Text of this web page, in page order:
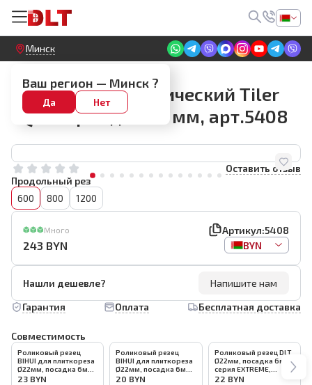
Круглосуточный! Прием заявок на сайте
Минск
Ваш регион — Минск ?
Да Нет
Плиткорезы ручные
Плиткорез механический Tiler
TQ2-3L рез до 600 мм, арт.5408
Оставить отзыв
Продольный рез
600
800 1200
Много Артикул:5408
243 BYN BYN
Нашли дешевле?
Напишите нам
Гарантия
Оплата Бесплатная доставка
Совместимость
Роликовый резец
BIHUI для плиткореза
Ø22мм, посадка 6мм,
арт.LFMC5-SW
23 BYN
Роликовый резец
BIHUI для плиткореза
Ø22мм, посадка 6мм,
арт.TCM-SW
20 BYN
Роликовый резец DLT
Ø22мм, посадка 6мм,
серия EXTREME,
арт.0161
22 BYN